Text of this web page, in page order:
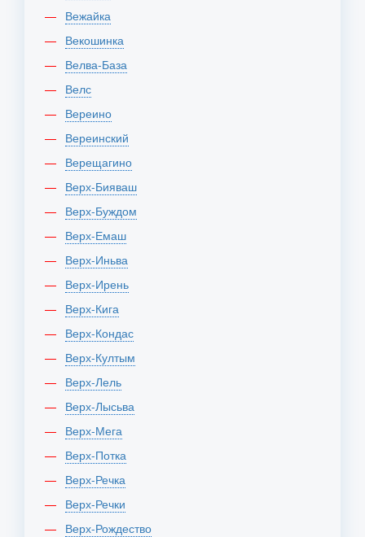
Вежайка
Векошинка
Велва-База
Велс
Вереино
Вереинский
Верещагино
Верх-Бияваш
Верх-Буждом
Верх-Емаш
Верх-Иньва
Верх-Ирень
Верх-Кига
Верх-Кондас
Верх-Култым
Верх-Лель
Верх-Лысьва
Верх-Мега
Верх-Потка
Верх-Речка
Верх-Речки
Верх-Рождество